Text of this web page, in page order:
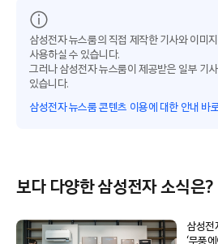
삼성전자 뉴스룸의 직접 제작한 기사와 이미
사용하실 수 있습니다.
그러나 삼성전자 뉴스룸이 제공받은 일부 기
있습니다.
삼성전자 뉴스룸 콘텐츠 이용에 대한 안내 바
보다 다양한 삼성전자 소식은?
삼성